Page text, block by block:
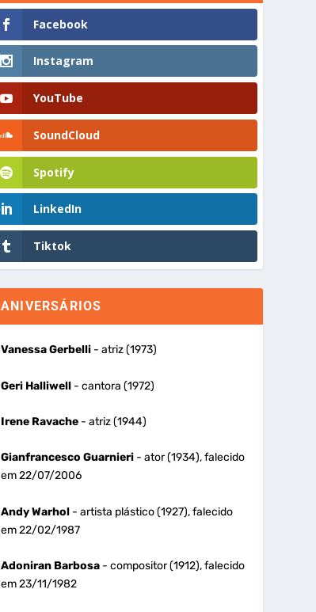
Facebook
Instagram
YouTube
SoundCloud
Spotify
LinkedIn
Tiktok
ANIVERSÁRIOS
Vanessa Gerbelli- atriz (1973)
Geri Halliwell- cantora (1972)
Irene Ravache- atriz (1944)
Gianfrancesco Guarnieri- ator (1934), falecido
em 22/07/2006
Andy Warhol- artista plástico (1927), falecido
em 22/02/1987
Adoniran Barbosa- compositor (1912), falecido
em 23/11/1982